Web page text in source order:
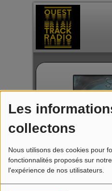
Les
collectons
Nous utilisons des cookies pour
fonctionnalités proposés sur
l'expérience de nos utilisateurs.
OT
Metal
-